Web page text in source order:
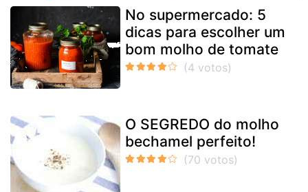
No supermercado: 5
dicas para escolher um
bom molho de tomate
O SEGREDO do molho
bechamel perfeito!